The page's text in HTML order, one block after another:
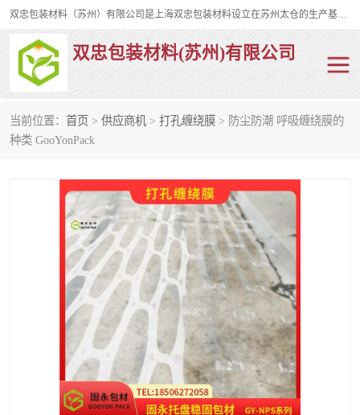
双忠包装材料（苏州）有限公司是上海双忠包装材料设立在苏州太仓的生产基地，占地约2万平米，产品主要有打孔缠绕膜，拉伸蜂窝纸，集装箱充气袋，滑托板，打包带，裹包网兜，防滑纸等箱体和托盘的运输和保护性包材。固永包材®，GooYon Pack®，是我们保护性包装材料的专属品牌。
双忠包装材料(苏州)有限公司
当前位置： 首页 > 供应商机 > 打孔缠绕膜 > 防尘防潮 呼吸缠绕膜的
种类 GooYonPack
打孔缠绕膜
裹包网兜 纤维打包带
充气袋
缠绕膜
托盘裹包网兜
托盘捆绑带